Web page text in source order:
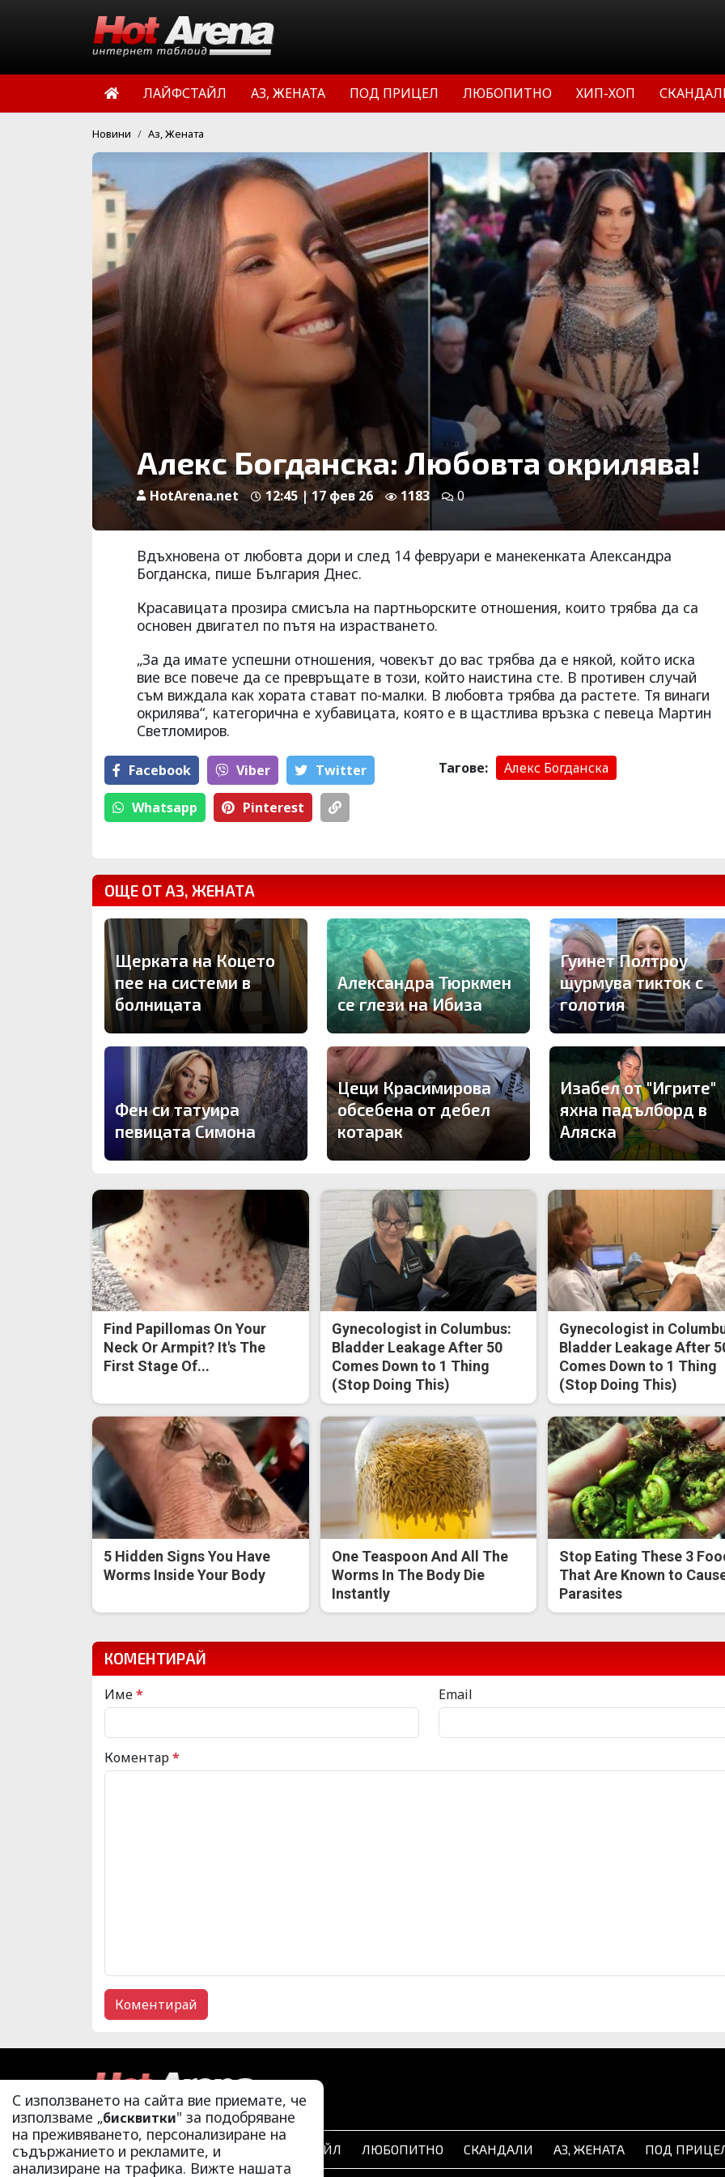
ЛАЙФСТАЙЛ АЗ, ЖЕНАТА ПОД ПРИЦЕЛ ЛЮБОПИТНО ХИП-ХОП
Новини Аз, Жената
Алекс Богданска: Любовта окрилява!
HotArena.net 12:45 | 17 фев 26 1183 0
Вдъхновена от любовта дори и след 14 февруари е манекенката Александра
Богданска, пише България Днес.
Красавицата прозира смисъла на партньорските отношения, които трябва да са
основен двигател по пътя на израстването.
„За да имате успешни отношения, човекът до вас трябва да е някой, който иска
вие все повече да се превръщате в този, който наистина сте. В противен случай
съм виждала как хората стават по-малки. В любовта трябва да растете. Тя винаги
окрилява“, категорична е хубавицата, която е в щастлива връзка с певеца Мартин
Светломиров.
Facebook Viber Тwitter
Whatsapp Pinterest
Тагове: Алекс Богданска
ОЩЕ ОТ АЗ, ЖЕНАТА
Щерката на Коцето
пее на системи в
болницата
Александра Тюркмен
се глези на Ибиза
Гуинет Полтроу
щурмува тикток с
голотия
Фен си татуира
певицата Симона
Цеци Красимирова
обсебена от дебел
котарак
Изабел от "Игрите"
яхна падълборд в
Аляска
Find Papillomas On Your
Neck Or Armpit? It's The
First Stage Of...
Gynecologist in Columbus:
Bladder Leakage After 50
Comes Down to 1 Thing
(Stop Doing This)
Gynecologist in
Bladder Leakage After
Comes Down to 1 Thing
(Stop Doing This)
5 Hidden Signs You Have
Worms Inside Your Body
One Teaspoon And All The
Worms In The Body Die
Instantly
Stop Eating These 3
That Are Known to
Parasites
КОМЕНТИРАЙ
Име* Email
Коментар*
С използването на сайта вие приемате, че
използваме „бисквитки" за подобряване
на преживяването, персонализиране на
съдържанието и рекламите, и
анализиране на трафика. Вижте нашата
ЛАЙФСТАЙЛ ЛЮБОПИТНО СКАНДАЛИ АЗ, ЖЕНАТА ПОД